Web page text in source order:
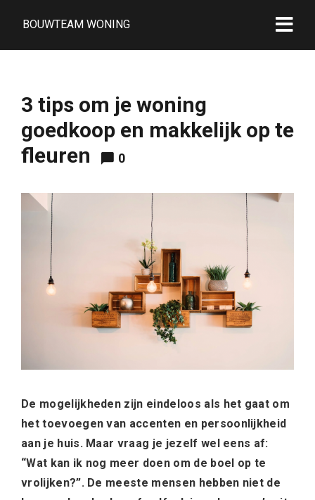
BOUWTEAM WONING
3 tips om je woning
goedkoop en makkelijk op te
fleuren
0
De mogelijkheden zijn eindeloos als het gaat om
het toevoegen van accenten en persoonlijkheid
aan je huis. Maar vraag je jezelf wel eens af:
“Wat kan ik nog meer doen om de boel op te
vrolijken?”. De meeste mensen hebben niet de